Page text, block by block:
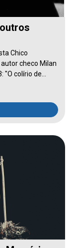
Chico
checo Milan
"O colírio de…